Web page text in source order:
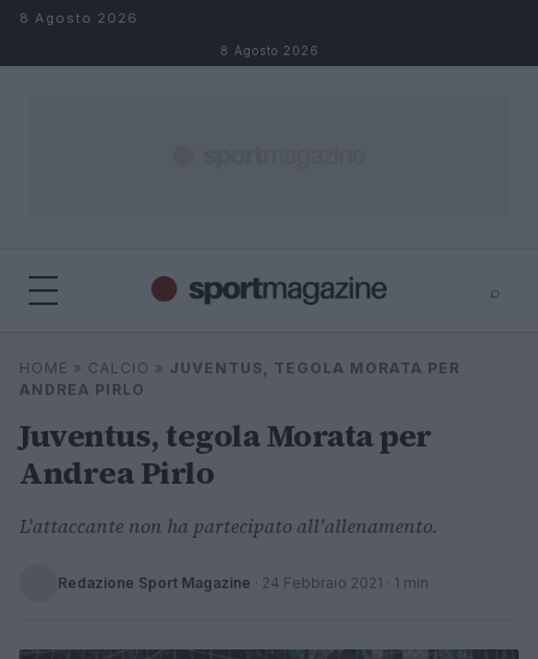
Salta al contenuto
8 Agosto 2026
8 Agosto 2026
⌕
Cerca
HOME » CALCIO » JUVENTUS, TEGOLA MORATA PER
ANDREA PIRLO
Juventus, tegola Morata per
Andrea Pirlo
L'attaccante non ha partecipato all'allenamento.
Redazione Sport Magazine · 24 Febbraio 2021 · 1 min